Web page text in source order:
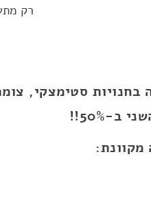
רק
בחנויות סטימצקי,
ב-50%!!
מקוונת: